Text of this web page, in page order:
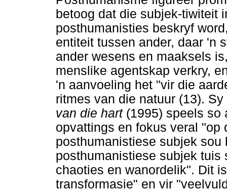
betoog dat die subjek-tiwiteit
posthumanisties beskryf
entiteit tussen ander, daar 'n
ander wesens en maaksels
menslike agentskap verkry,
'n aanvoeling het "vir die
ritmes van die natuur (13).
van die hart (1995) speels so
opvattings en fokus veral "op
posthumanistiese subjek
posthumanistiese subjek
chaoties en wanordelik". Dit
transformasie" en vir